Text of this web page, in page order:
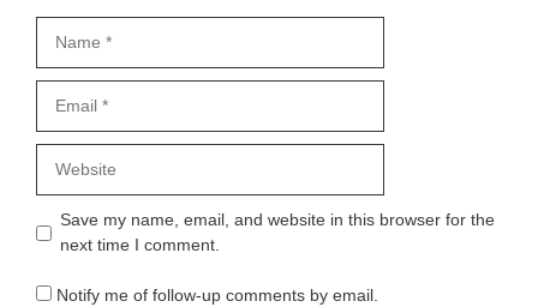
Save my name, email, and website in this browser for the
next time I comment.
Notify me of follow-up comments by email.